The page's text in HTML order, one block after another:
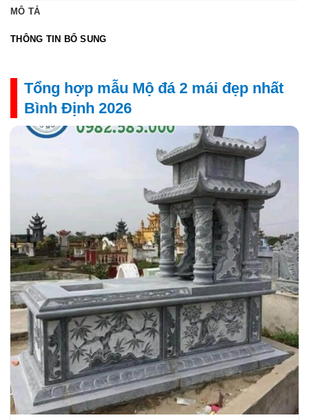
MÔ TẢ
THÔNG TIN BỔ SUNG
Tổng hợp mẫu Mộ đá 2 mái đẹp nhất
Bình Định 2026